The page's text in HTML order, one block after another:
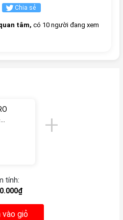
Chia sẻ
tâm, có 10 người đang xem
tính:
vào giỏ